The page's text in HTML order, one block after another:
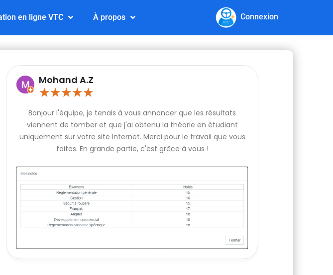
en ligne VTC À propos Connexion
Mohand A.Z
★★★★★
Bonjour l'équipe, je tenais à vous annoncer que les résultats
viennent de tomber et que j'ai obtenu la théorie en étudiant
uniquement sur votre site Internet. Merci pour le travail que vous
faites. En grande partie, c'est grâce à vous !